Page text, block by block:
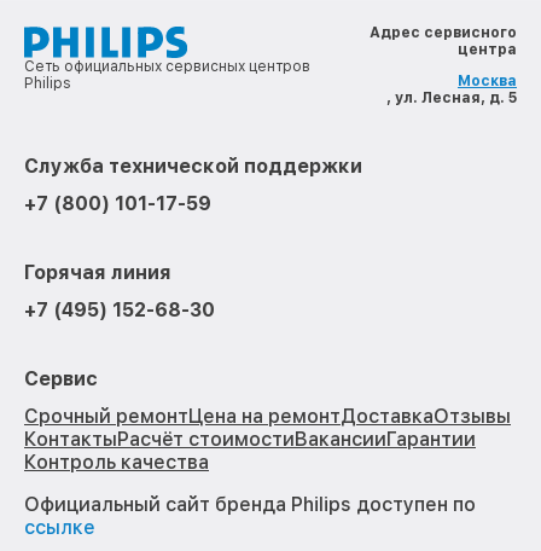
Сеть официальных сервисных центров
Philips
Адрес сервисного
центра
Москва
, ул. Лесная, д. 5
Служба технической поддержки
+7 (800) 101-17-59
Горячая линия
+7 (495) 152-68-30
Сервис
Срочный ремонтЦена на ремонтДоставкаОтзывы
КонтактыРасчёт стоимостиВакансииГарантии
Контроль качества
Официальный сайт бренда Philips доступен по
ссылке